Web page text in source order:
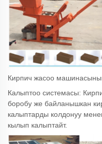
Кирпич жасоо машинасынын
Калыптоо системасы:
боробу же байланышкан
калыптарды колдонуу
кылып калыптайт.